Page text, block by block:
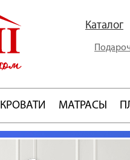
Каталог
КРОВАТИ МАТРАСЫ